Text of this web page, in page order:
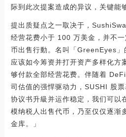
际到此次提案造成的异议，关键能
提出质疑点之一取决于，
经营花费小于 100 万美金，并不
币出售行動。名叫「GreenEyes
应该如今筹资并打开资产多样化方
够付款全部经营花费。伴随着
司估值的强悍驱动力，SUSHI 股
协议书升級并运作稳定，我们可以
模纳税人出售代币，乃至仅仅逐渐
金库。」